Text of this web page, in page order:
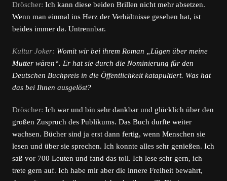
Dröscher: Ich kann diese beiden Brillen nicht mehr absetzen.
Wenn man einmal ins Herz der Verhältnisse gesehen hat, ist
beides immer da. Untrennbar.
Kultur Joker: Womit wir bei ihrem Roman „Lügen über meine
Mutter wären“. Er hat sie durch die Nominierung für den
Deutschen Buchpreis in die Öffentlichkeit katapultiert. Was hat
das bei Ihnen ausgelöst?
Dröscher: Ich war und bin sehr dankbar und glücklich über den
großen Zuspruch des Publikums. Das Buch durfte weiter
wachsen. Bücher sind ja erst dann fertig, wenn Menschen sie
lesen und über sie sprechen. Ich konnte alles sehr genießen. Ich
saß vor 700 Leuten und fand das toll. Ich lese sehr gern, ich
trete gern auf. Ich habe mir aber die innere Freiheit bewahrt,